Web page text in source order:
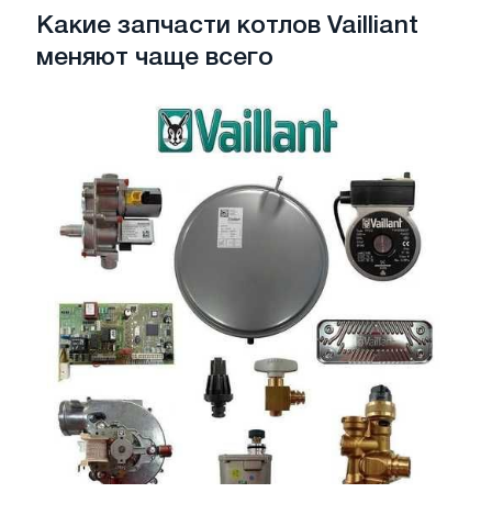
Какие запчасти котлов Vailliant
меняют чаще всего